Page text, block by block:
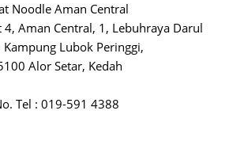
Noodle Aman Central
4, Aman Central, 1, Lebuhraya Darul
Kampung Lubok Peringgi,
Alor Setar, Kedah
Tel : 019-591 4388